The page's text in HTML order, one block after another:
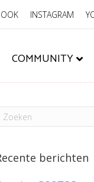
INSTAGRAM
COMMUNITY
berichten